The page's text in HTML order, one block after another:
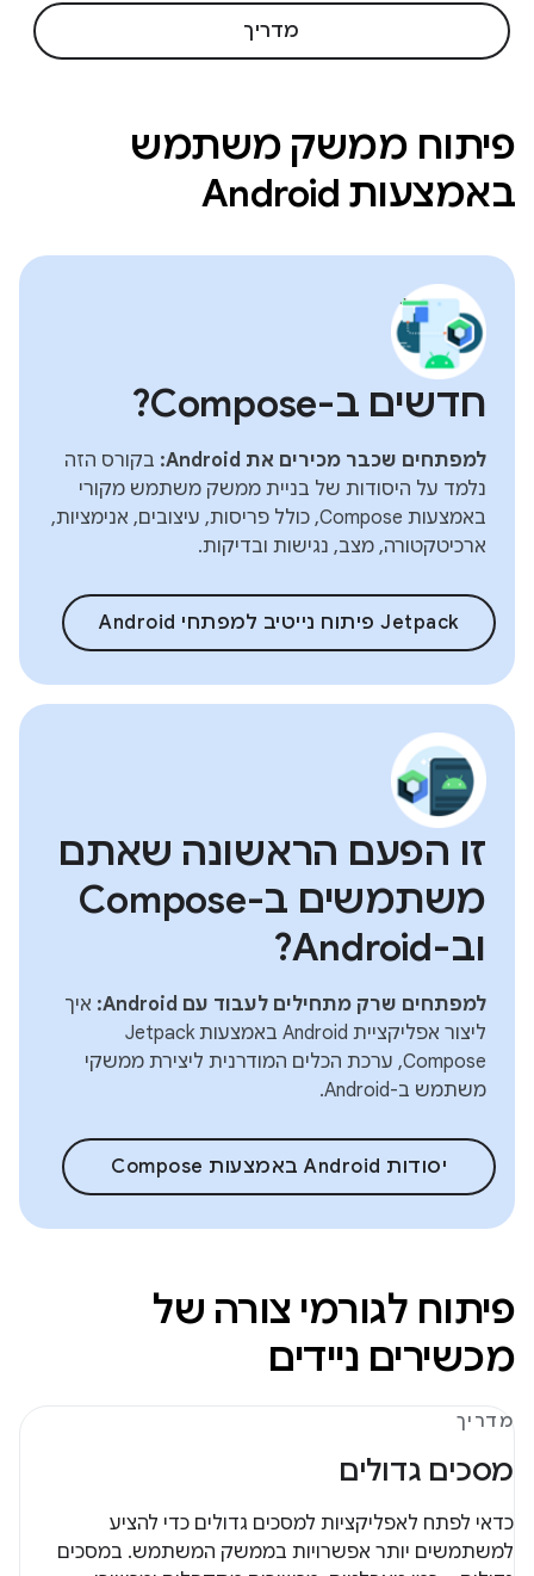
מדריך
פיתוח ממשק משתמש
באמצעות Android
חדשים ב-Compose?
למפתחים שכבר מכירים את Android:
בקורס הזה
נלמד על היסודות של בניית ממשק משתמש מקורי
באמצעות Compose, כולל פריסות, עיצובים, אנימציות,
ארכיטקטורה, מצב, נגישות ובדיקות.
‫Jetpack פיתוח נייטיב למפתחי Android
זו הפעם הראשונה שאתם
משתמשים ב-Compose
וב-Android?
למפתחים שרק מתחילים לעבוד עם Android:
איך
ליצור אפליקציית Android באמצעות Jetpack
Compose, ערכת הכלים המודרנית ליצירת ממשקי
משתמש ב-Android.
יסודות Android באמצעות Compose
פיתוח לגורמי צורה של
מכשירים ניידים
מדריך
מסכים גדולים
כדאי לפתח לאפליקציות למסכים גדולים כדי להציע
למשתמשים יותר אפשרויות בממשק המשתמש. במסכים